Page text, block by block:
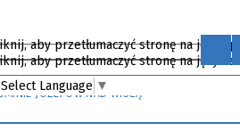
Select Language ▼
JÓZEFÓW NAD WISŁĄ